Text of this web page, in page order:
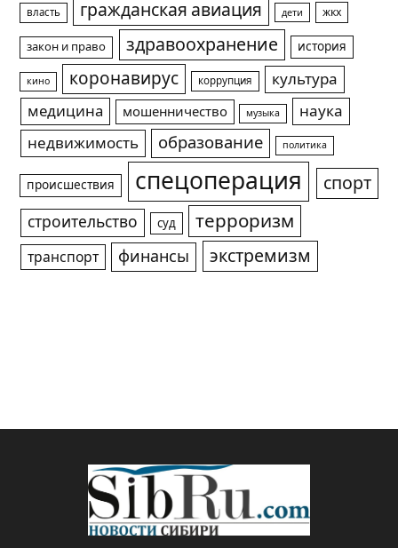
власть гражданская авиация дети жкх
закон и право здравоохранение история
кино коронавирус коррупция
культура
медицина
мошенничество музыка
наука
недвижимость
образование политика
происшествия спецоперация спорт
строительство суд терроризм
транспорт финансы экстремизм